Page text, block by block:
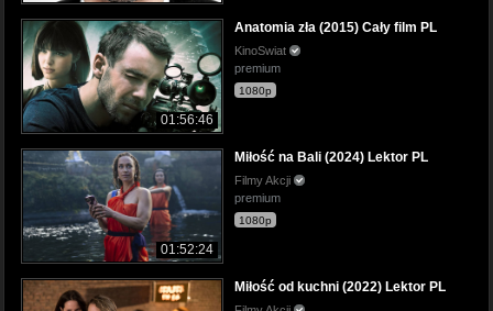
01:56:46
Anatomia zła (2015) Cały film PL
KinoSwiat
premium
1080p
01:52:24
Miłość na Bali (2024) Lektor PL
Filmy Akcji
premium
1080p
Miłość od kuchni (2022) Lektor PL